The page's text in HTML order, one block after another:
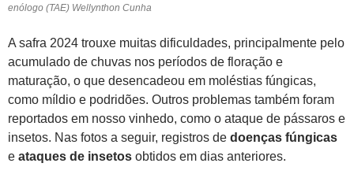
enólogo (TAE) Wellynthon Cunha
A safra 2024 trouxe muitas dificuldades, principalmente pelo
acumulado de chuvas nos períodos de floração e
maturação, o que desencadeou em moléstias fúngicas,
como míldio e podridões. Outros problemas também foram
reportados em nosso vinhedo, como o ataque de pássaros e
insetos. Nas fotos a seguir, registros de doenças fúngicas
e ataques de insetos obtidos em dias anteriores.